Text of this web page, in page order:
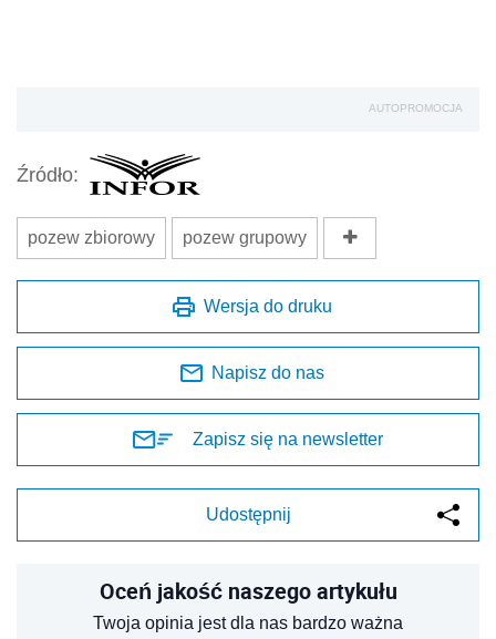
AUTOPROMOCJA
Źródło:
pozew zbiorowy pozew grupowy
Wersja do druku
Napisz do nas
Zapisz się na newsletter
Udostępnij
Oceń jakość naszego artykułu
Twoja opinia jest dla nas bardzo ważna